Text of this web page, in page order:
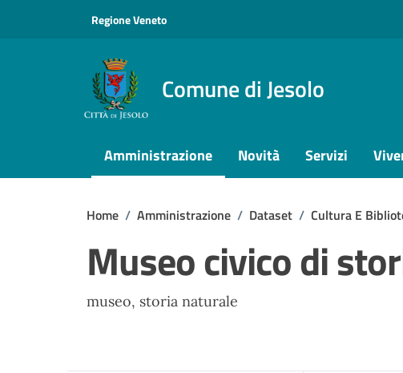
Regione Veneto
Comune di Jesolo
Amministrazione Novità Servizi
Home / Amministrazione / Dataset / Cultura E
Museo civico di
museo, storia naturale